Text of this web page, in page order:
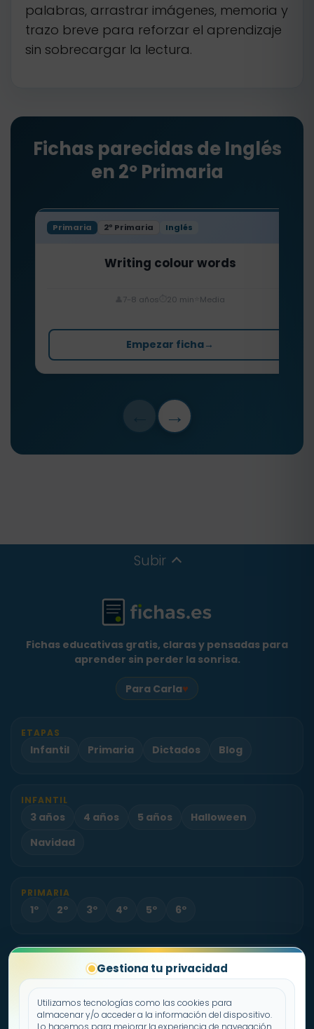
Gestiona tu privacidad
Utilizamos tecnologías como las cookies para
almacenar y/o acceder a la información del dispositivo.
Lo hacemos para mejorar la experiencia de navegación
palabras, arrastrar imágenes, memoria y
trazo breve para reforzar el aprendizaje
sin sobrecargar la lectura.
Fichas parecidas de Inglés
en 2º Primaria
Primaria 2º Primaria Inglés
Writing colour words
7-8 años 20 min Media
Empezar ficha→
→
Subir
Fichas educativas gratis, claras y pensadas para
aprender sin perder la sonrisa.
Para Carla♥
ETAPAS
Infantil Primaria Dictados Blog
INFANTIL
3 años 4 años 5 años
Halloween
Navidad
PRIMARIA
1º 2º 3º 4º 5º 6º
Sobre Fichas.es Contacto